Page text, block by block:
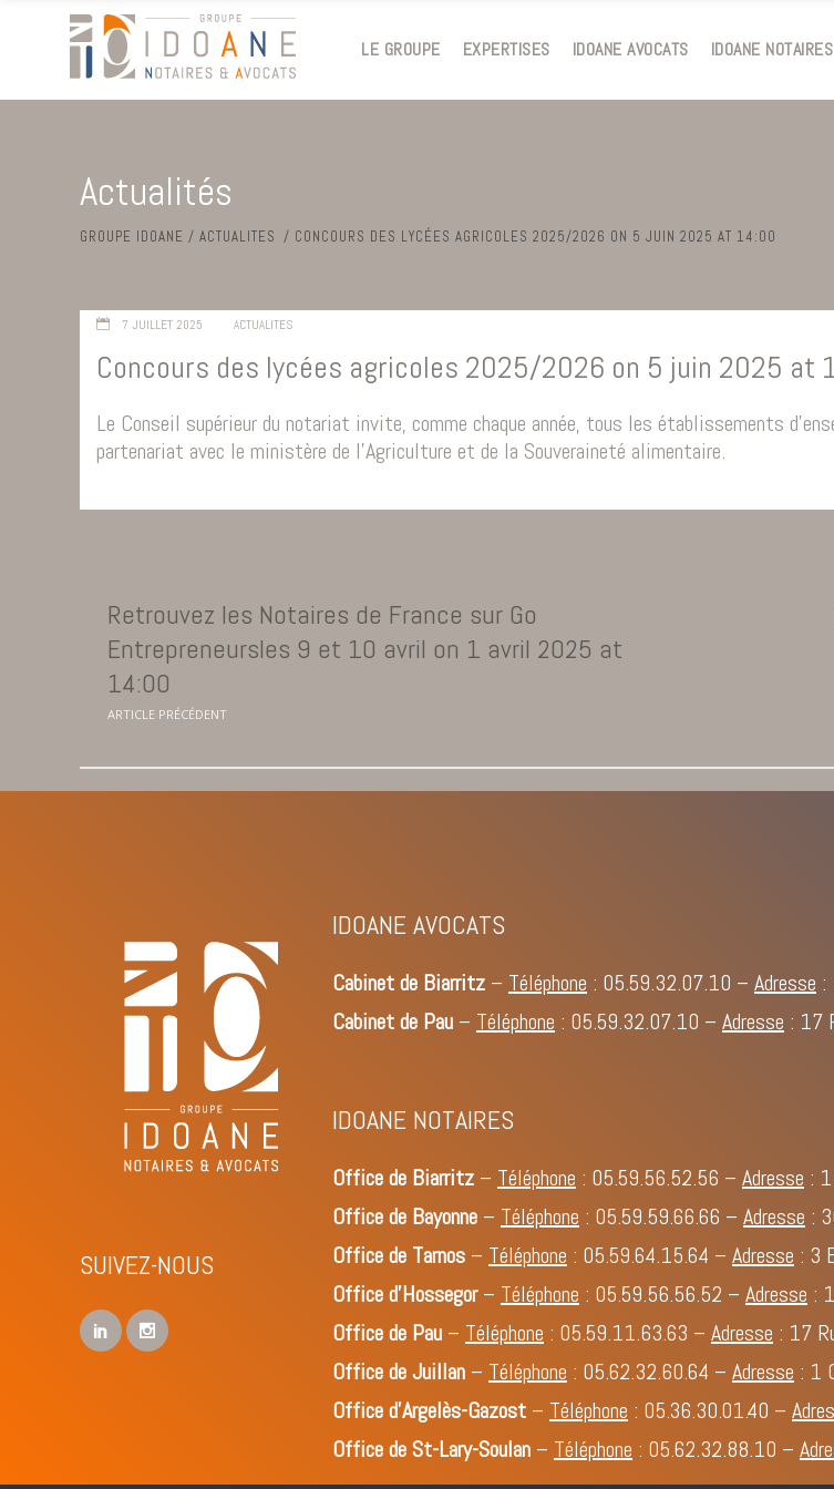
LE GROUPE EXPERTISES IDOANE AVOCATS IDOANE NOTAIRES
Actualités
GROUPE IDOANE / ACTUALITES / CONCOURS DES LYCÉES AGRICOLES 2025/2026 ON 5 JUIN 2025 AT 14:00
7 JUILLET 2025 ACTUALITES
Concours des lycées agricoles 2025/2026 on 5 juin 2025 at
Le Conseil supérieur du notariat invite, comme chaque année, tous les établissements
partenariat avec le ministère de l’Agriculture et de la Souveraineté alimentaire.
Retrouvez les Notaires de France sur Go
Entrepreneursles 9 et 10 avril on 1 avril 2025 at
14:00
ARTICLE PRÉCÉDENT
SUIVEZ-NOUS
IDOANE AVOCATS
Cabinet de Biarritz – Téléphone : 05.59.32.07.10 – Adresse :
Cabinet de Pau – Téléphone : 05.59.32.07.10 – Adresse : 17
IDOANE NOTAIRES
Office de Biarritz – Téléphone : 05.59.56.52.56 – Adresse :
Office de Bayonne – Téléphone : 05.59.59.66.66 – Adresse :
Office de Tarnos – Téléphone : 05.59.64.15.64 – Adresse : 3
Office d’Hossegor– Téléphone : 05.59.56.56.52 – Adresse :
Office de Pau – Téléphone : 05.59.11.63.63 – Adresse : 17
Office de Juillan – Téléphone : 05.62.32.60.64 – Adresse : 1
Office d'Argelès-Gazost – Téléphone : 05.36.30.01.40 –
Office de St-Lary-Soulan – Téléphone : 05.62.32.88.10 –